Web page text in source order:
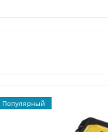
Популярный